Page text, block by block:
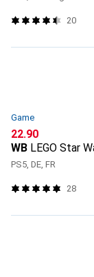
20
Game
CHF
22.90
WB LEGO Star
PS5, DE, FR
28